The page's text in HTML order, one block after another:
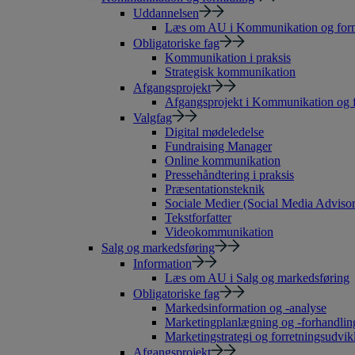
Uddannelsen
Læs om AU i Kommunikation og
Obligatoriske fag
Kommunikation i praksis
Strategisk kommunikation
Afgangsprojekt
Afgangsprojekt i Kommunikation og
Valgfag
Digital mødeledelse
Fundraising Manager
Online kommunikation
Pressehåndtering i praksis
Præsentationsteknik
Sociale Medier (Social Media
Tekstforfatter
Videokommunikation
Salg og markedsføring
Information
Læs om AU i Salg og markedsføring
Obligatoriske fag
Markedsinformation og -analyse
Marketingplanlægning og -
Marketingstrategi og
Afgangsprojekt